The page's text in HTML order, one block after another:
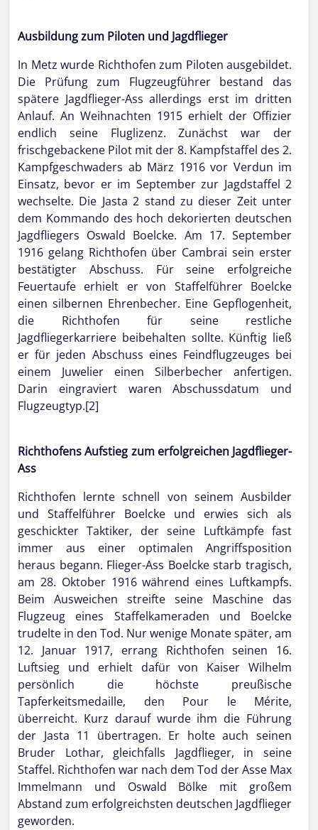
Ausbildung zum Piloten und Jagdflieger
In Metz wurde Richthofen zum Piloten ausgebildet.
Die Prüfung zum Flugzeugführer bestand das
spätere Jagdflieger-Ass allerdings erst im dritten
Anlauf. An Weihnachten 1915 erhielt der Offizier
endlich seine Fluglizenz. Zunächst war der
frischgebackene Pilot mit der 8. Kampfstaffel des 2.
Kampfgeschwaders ab März 1916 vor Verdun im
Einsatz, bevor er im September zur Jagdstaffel 2
wechselte. Die Jasta 2 stand zu dieser Zeit unter
dem Kommando des hoch dekorierten deutschen
Jagdfliegers Oswald Boelcke. Am 17. September
1916 gelang Richthofen über Cambrai sein erster
bestätigter Abschuss. Für seine erfolgreiche
Feuertaufe erhielt er von Staffelführer Boelcke
einen silbernen Ehrenbecher. Eine Gepflogenheit,
die Richthofen für seine restliche
Jagdfliegerkarriere beibehalten sollte. Künftig ließ
er für jeden Abschuss eines Feindflugzeuges bei
einem Juwelier einen Silberbecher anfertigen.
Darin eingraviert waren Abschussdatum und
Flugzeugtyp.[2]
Richthofens Aufstieg zum erfolgreichen Jagdflieger-
Ass
Richthofen lernte schnell von seinem Ausbilder
und Staffelführer Boelcke und erwies sich als
geschickter Taktiker, der seine Luftkämpfe fast
immer aus einer optimalen Angriffsposition
heraus begann. Flieger-Ass Boelcke starb tragisch,
am 28. Oktober 1916 während eines Luftkampfs.
Beim Ausweichen streifte seine Maschine das
Flugzeug eines Staffelkameraden und Boelcke
trudelte in den Tod. Nur wenige Monate später, am
12. Januar 1917, errang Richthofen seinen 16.
Luftsieg und erhielt dafür von Kaiser Wilhelm
persönlich die höchste preußische
Tapferkeitsmedaille, den Pour le Mérite,
überreicht. Kurz darauf wurde ihm die Führung
der Jasta 11 übertragen. Er holte auch seinen
Bruder Lothar, gleichfalls Jagdflieger, in seine
Staffel. Richthofen war nach dem Tod der Asse Max
Immelmann und Oswald Bölke mit großem
Abstand zum erfolgreichsten deutschen Jagdflieger
geworden.